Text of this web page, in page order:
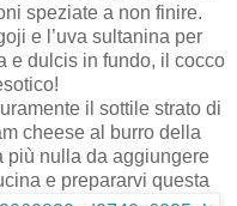
speziate a non finire.
e l’uva sultanina per
e dulcis in fundo, il cocco
il sottile strato di
cheese al burro della
nulla da aggiungere
e prepararvi questa